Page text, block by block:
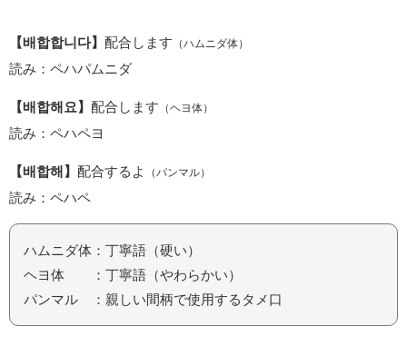
【배합합니다】 配合します （ハムニダ体）
読み：ペハパムニダ
【배합해요】 配合します （ヘヨ体）
読み：ペハペヨ
【배합해】 配合するよ （パンマル）
読み：ペハペ
ハムニダ体：丁寧語（硬い）
ヘヨ体 ：丁寧語（やわらかい）
パンマル ：親しい間柄で使用するタメ口